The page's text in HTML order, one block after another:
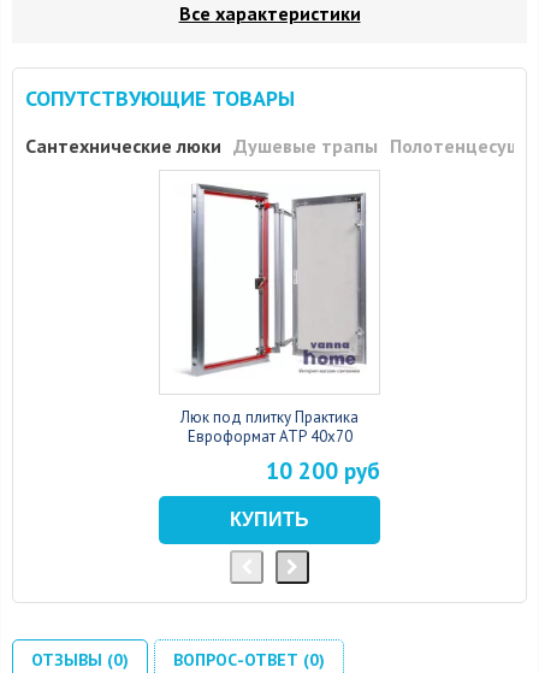
Все характеристики
СОПУТСТВУЮЩИЕ ТОВАРЫ
Сантехнические люки Душевые трапы
Люк под плитку Практика
Евроформат АТР 40x70
10 200 руб
ОТЗЫВЫ (0) ВОПРОС-ОТВЕТ (0)